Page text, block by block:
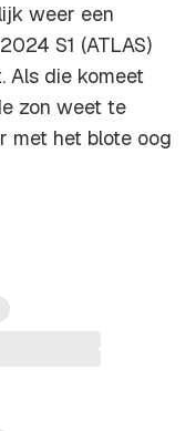
weer een
S1 (ATLAS)
Als die komeet
zon weet te
met het blote oog